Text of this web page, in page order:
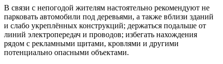
В связи с непогодой жителям настоятельно рекомендуют не
парковать автомобили под деревьями, а также вблизи зданий
и слабо укреплённых конструкций; держаться подальше от
линий электропередач и проводов; избегать нахождения
рядом с рекламными щитами, кровлями и другими
потенциально опасными объектами.